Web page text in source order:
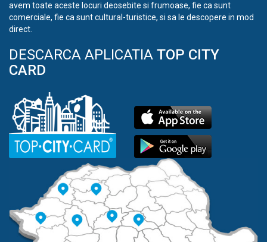
avem toate aceste locuri deosebite si frumoase, fie ca sunt
comerciale, fie ca sunt cultural-turistice, si sa le descopere in mod
direct.
DESCARCA APLICATIA TOP CITY
CARD